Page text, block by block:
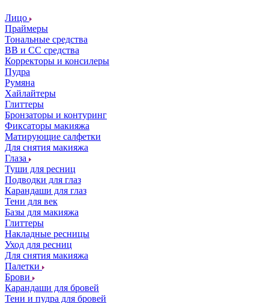
Лицо
Праймеры
Тональные средства
ВВ и СС средства
Корректоры и консилеры
Пудра
Румяна
Хайлайтеры
Глиттеры
Бронзаторы и контуринг
Фиксаторы макияжа
Матирующие салфетки
Для снятия макияжа
Глаза
Туши для ресниц
Подводки для глаз
Карандаши для глаз
Тени для век
Базы для макияжа
Глиттеры
Накладные ресницы
Уход для ресниц
Для снятия макияжа
Палетки
Брови
Карандаши для бровей
Тени и пудра для бровей